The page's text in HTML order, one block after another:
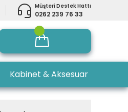
Müşteri Destek Hattı
0262 239 76 33
Kabinet & Aksesuar